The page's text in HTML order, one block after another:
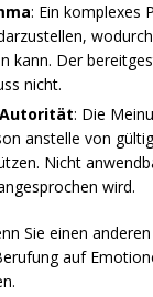
: Ein komplexes
kann. Der
nicht.
: Die
anstelle von
Nicht
wird.
Sie einen
auf